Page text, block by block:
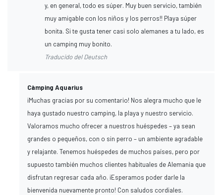
y, en general, todo es súper. Muy buen servicio, también
muy amigable con los niños y los perros!! Playa súper
bonita. Si te gusta tener casi solo alemanes a tu lado, es
un camping muy bonito.
Traducido del Deutsch
Càmping Aquarius
¡Muchas gracias por su comentario! Nos alegra mucho que le
haya gustado nuestro camping, la playa y nuestro servicio.
Valoramos mucho ofrecer a nuestros huéspedes – ya sean
grandes o pequeños, con o sin perro – un ambiente agradable
y relajante. Tenemos huéspedes de muchos países, pero por
supuesto también muchos clientes habituales de Alemania que
disfrutan regresar cada año. ¡Esperamos poder darle la
bienvenida nuevamente pronto! Con saludos cordiales.